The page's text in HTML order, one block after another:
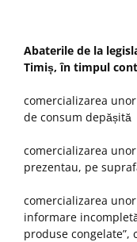
Abaterile de la
Timiș, în timpul
comercializarea
de consum depășită
comercializarea
prezentau, pe
comercializarea
informare
produse